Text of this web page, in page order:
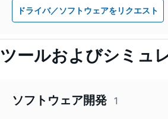
ドライバ／ソフトウェアをリクエスト
ツールおよびシミュ
ソフトウェア開発 1